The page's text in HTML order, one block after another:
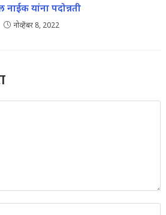
नाईक यांना पदोन्नती
नोव्हेंबर 8, 2022